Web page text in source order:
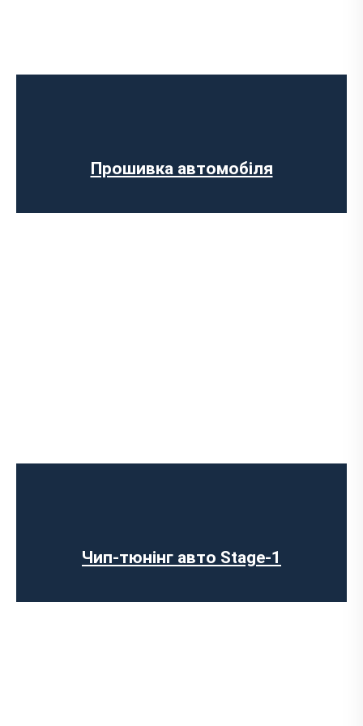
Прошивка автомобіля
Програмне відключення датчика NOX
Комп’ютерна діагностика авто
Чип-тюнінг авто Stage-1